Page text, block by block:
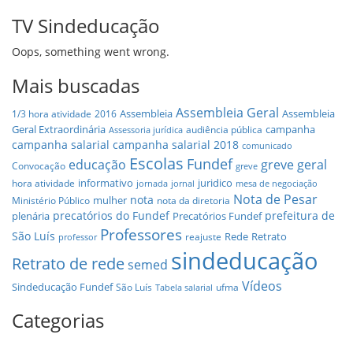
TV Sindeducação
Oops, something went wrong.
Mais buscadas
1/3 hora atividade 2016 Assembleia Assembleia Geral Assembleia
Geral Extraordinária Assessoria jurídica audiência pública campanha
campanha salarial campanha salarial 2018 comunicado
Convocação educação Escolas Fundef greve greve geral
hora atividade informativo jornada jornal juridico mesa de negociação
Ministério Público mulher nota nota da diretoria Nota de Pesar
plenária precatórios do Fundef Precatórios Fundef prefeitura de
São Luís professor Professores reajuste Rede Retrato
Retrato de redesemed sindeducação
Sindeducação Fundef São Luís Tabela salarial ufma Vídeos
Categorias